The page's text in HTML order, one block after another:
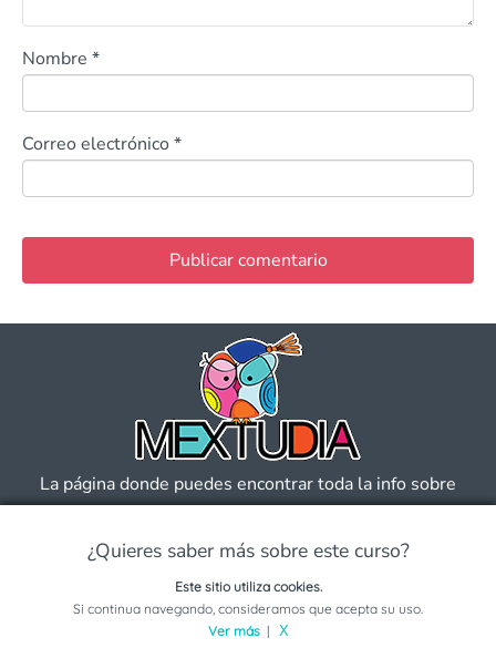
Nombre *
Correo electrónico *
¿Quieres saber más sobre este curso?
Solicita información sobre este programa
La página donde puedes encontrar toda la info sobre
Consejos.
Este sitio utiliza cookies.
Si continua navegando, consideramos que acepta su uso.
Ver más| X